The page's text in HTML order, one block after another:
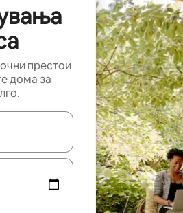
престои
дома за
се со копчињата со стрелки